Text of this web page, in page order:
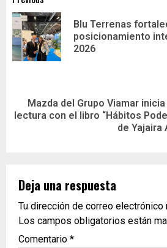
Blu Terrenas
posicionamiento
2026
Mazda del Grupo Viamar
lectura con el libro “Hábitos
de Yajaira
Deja una respuesta
Tu dirección de correo electrónico
Los campos obligatorios están
Comentario *